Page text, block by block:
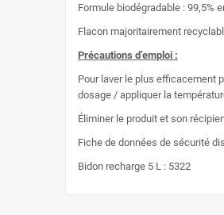
Formule biodégradable : 99,5%
Flacon majoritairement
Précautions d’emploi :
Pour laver le plus efficacement
dosage / appliquer la
Éliminer le produit et son
Fiche de données de sécurité
Bidon recharge 5 L : 5322